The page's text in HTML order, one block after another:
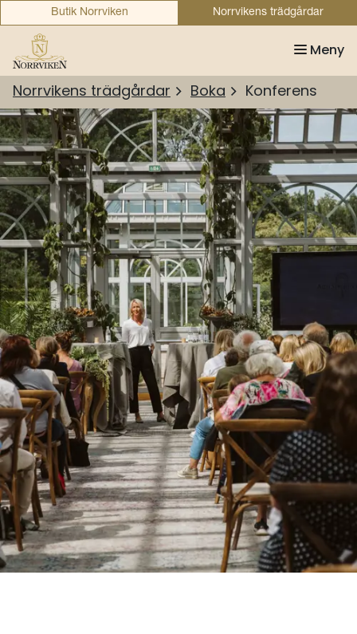
Butik Norrviken Norrvikens trädgårdar
Meny
Norrvikens trädgårdar Boka Konferens